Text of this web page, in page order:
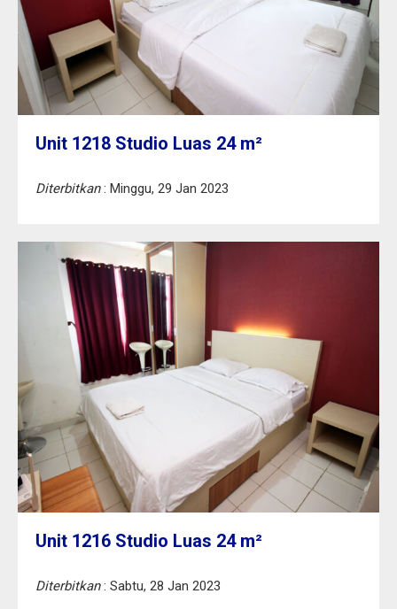
Unit 1218 Studio Luas 24 m²
Diterbitkan: Minggu, 29 Jan 2023
Unit 1216 Studio Luas 24 m²
Diterbitkan: Sabtu, 28 Jan 2023